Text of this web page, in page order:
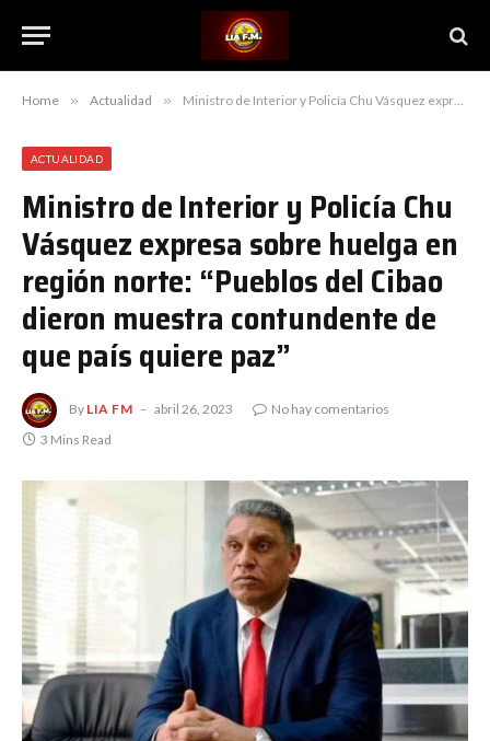
Home » Actualidad » Ministro de Interior y Policía Chu Vásquez expresa sobre huelga en región norte: “Pueblos del Cibao dieron muestra contundente de que país quiere paz”
ACTUALIDAD
Ministro de Interior y Policía Chu
Vásquez expresa sobre huelga en
región norte: “Pueblos del Cibao
dieron muestra contundente de
que país quiere paz”
By LIA FM abril 26, 2023
No hay comentarios
3 Mins Read